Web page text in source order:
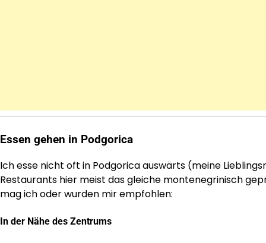
Essen gehen in Podgorica
Ich esse nicht oft in Podgorica auswärts (meine
Restaurants hier meist das gleiche montenegrinisch
mag ich oder wurden mir empfohlen:
In der Nähe des Zentrums